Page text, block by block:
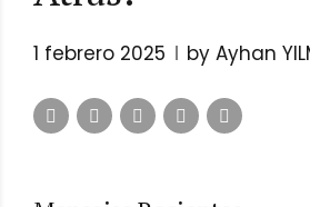
1 febrero 2025 by Ayhan